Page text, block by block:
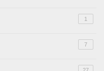
1
7